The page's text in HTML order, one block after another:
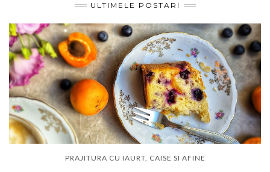
ULTIMELE POSTARI
PRAJITURA CU IAURT, CAISE SI AFINE